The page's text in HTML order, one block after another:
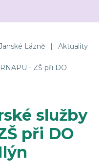
Lázně |
Aktuality
- ZŠ při DO
služby
při DO